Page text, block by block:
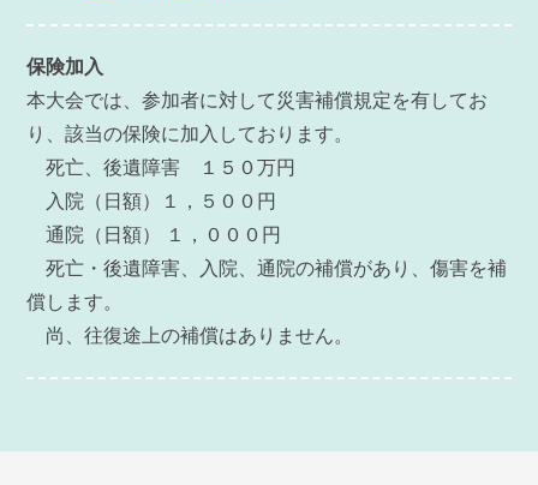
保険加入
本大会では、参加者に対して災害補償規定を有してお
り、該当の保険に加入しております。
死亡、後遺障害 １５０万円
入院（日額）１，５００円
通院（日額） １，０００円
死亡・後遺障害、入院、通院の補償があり、傷害を補
償します。
尚、往復途上の補償はありません。